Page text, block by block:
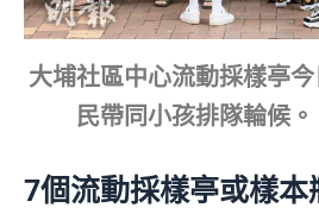
大埔社區中心流動採樣亭
民帶同小孩排隊輪候。
7個流動採樣亭或樣本